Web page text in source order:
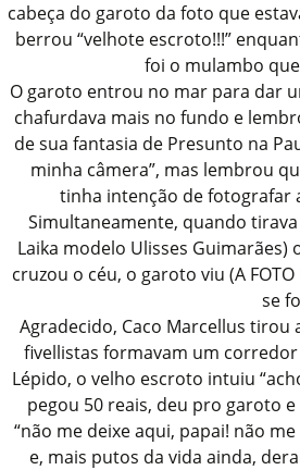
cabeça do garoto da foto que
berrou “velhote escroto!!!”
foi o mulambo
O garoto entrou no mar para dar
chafurdava mais no fundo e
de sua fantasia de Presunto na
minha câmera”, mas lembrou
tinha intenção de fotografar
Simultaneamente, quando
Laika modelo Ulisses
cruzou o céu, o garoto viu (A
se
Agradecido, Caco Marcellus
fivellistas formavam um corredor
Lépido, o velho escroto intuiu
pegou 50 reais, deu pro garoto
“não me deixe aqui, papai! não
e, mais putos da vida ainda,